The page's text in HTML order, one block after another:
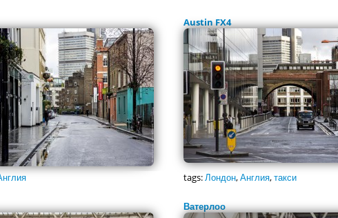
Austin FX4
tags:Лондон,Англия,такси
Ватерлоо